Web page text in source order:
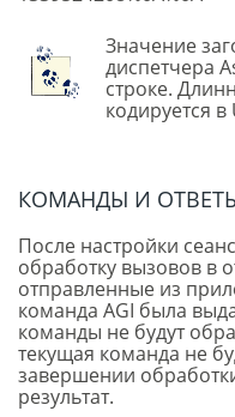
Значение
диспетчера
строке.
кодируется в
КОМАНДЫ И
После настройки
обработку вызовов в
отправленные из
команда AGI была
команды не будут
текущая команда не
завершении
результат.